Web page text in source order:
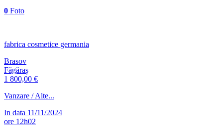
0 Foto
fabrica cosmetice germania
Brasov
Făgăraș
1 800,00 €
Vanzare / Alte...
In data 11/11/2024
ore 12h02